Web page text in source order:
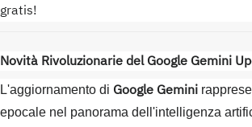
gratis!
Novità Rivoluzionarie del Google Gemini
L'aggiornamento di Google Gemini
epocale nel panorama dell'intelligenza